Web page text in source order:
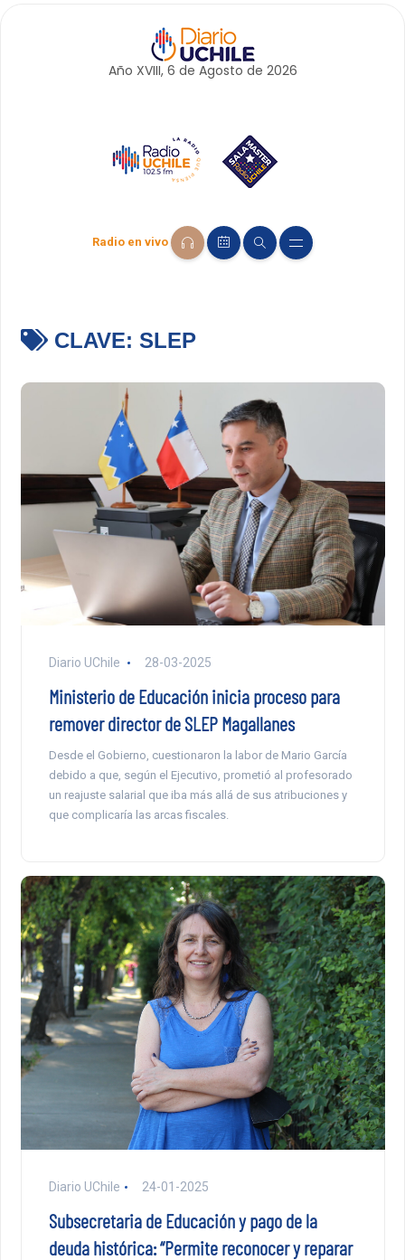
Año XVIII, 6 de Agosto de 2026
Radio en vivo
CLAVE: SLEP
Diario UChile 28-03-2025
Ministerio de Educación inicia proceso para
remover director de SLEP Magallanes
Desde el Gobierno, cuestionaron la labor de Mario García
debido a que, según el Ejecutivo, prometió al profesorado
un reajuste salarial que iba más allá de sus atribuciones y
que complicaría las arcas fiscales.
Diario UChile 24-01-2025
Subsecretaria de Educación y pago de la
deuda histórica: “Permite reconocer y reparar